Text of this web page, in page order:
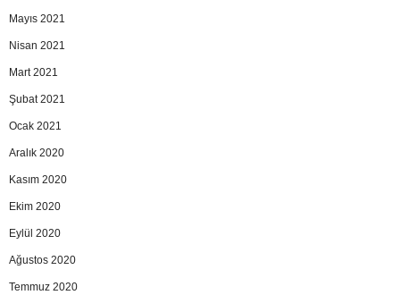
Mayıs 2021
Nisan 2021
Mart 2021
Şubat 2021
Ocak 2021
Aralık 2020
Kasım 2020
Ekim 2020
Eylül 2020
Ağustos 2020
Temmuz 2020